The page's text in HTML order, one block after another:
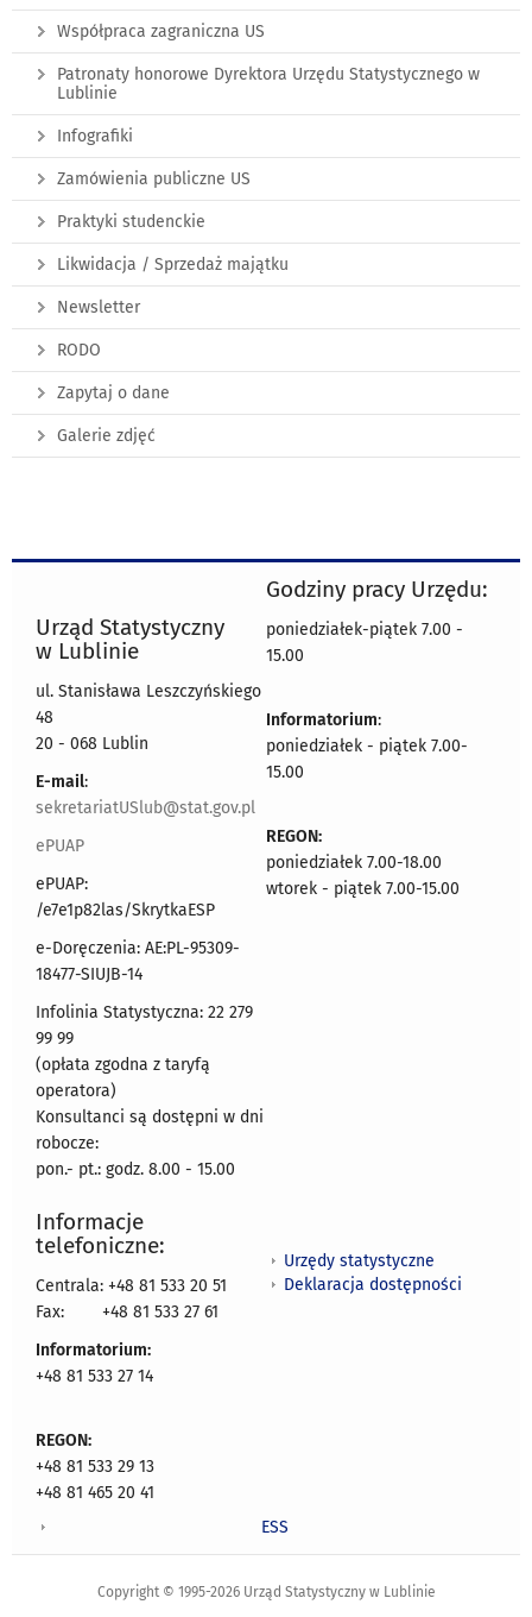
Współpraca zagraniczna US
Patronaty honorowe Dyrektora Urzędu Statystycznego w
Lublinie
Infografiki
Zamówienia publiczne US
Praktyki studenckie
Likwidacja / Sprzedaż majątku
Newsletter
RODO
Zapytaj o dane
Galerie zdjęć
Urząd Statystyczny
w Lublinie
ul. Stanisława Leszczyńskiego
48
20 - 068 Lublin
E-mail:
sekretariatUSlub@stat.gov.pl
ePUAP
ePUAP:
/e7e1p82las/SkrytkaESP
e-Doręczenia: AE:PL-95309-
18477-SIUJB-14
Infolinia Statystyczna: 22 279
99 99
(opłata zgodna z taryfą
operatora)
Konsultanci są dostępni w dni
robocze:
pon.- pt.: godz. 8.00 - 15.00
Godziny pracy Urzędu:
poniedziałek-piątek 7.00 -
15.00
Informatorium:
poniedziałek - piątek 7.00-
15.00
REGON:
poniedziałek 7.00-18.00
wtorek - piątek 7.00-15.00
Informacje
telefoniczne:
Centrala: +48 81 533 20 51
Fax:
+48 81 533 27 61
Informatorium:
+48 81 533 27 14
REGON:
+48 81 533 29 13
+48 81 465 20 41
Urzędy statystyczne
Deklaracja dostępności
ESS
Copyright © 1995-2026 Urząd Statystyczny w Lublinie